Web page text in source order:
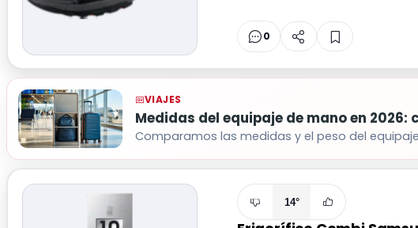
0
VIAJES
Medidas del equipaje de mano en
Comparamos las medidas y el peso del
14°